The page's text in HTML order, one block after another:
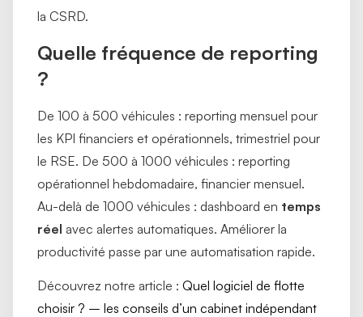
la CSRD.
Quelle fréquence de reporting
?
De 100 à 500 véhicules : reporting mensuel pour
les KPI financiers et opérationnels, trimestriel pour
le RSE. De 500 à 1000 véhicules : reporting
opérationnel hebdomadaire, financier mensuel.
Au-delà de 1000 véhicules : dashboard en temps
réel avec alertes automatiques. Améliorer la
productivité passe par une automatisation rapide.
Découvrez notre article : Quel logiciel de flotte
choisir ? – les conseils d’un cabinet indépendant